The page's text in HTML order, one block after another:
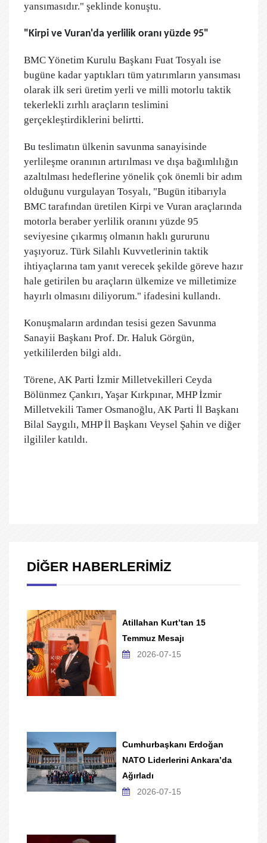
yansımasıdır." şeklinde konuştu.
"Kirpi ve Vuran'da yerlilik oranı yüzde 95"
BMC Yönetim Kurulu Başkanı Fuat Tosyalı ise
bugüne kadar yaptıkları tüm yatırımların yansıması
olarak ilk seri üretim yerli ve milli motorlu taktik
tekerlekli zırhlı araçların teslimini
gerçekleştirdiklerini belirtti.
Bu teslimatın ülkenin savunma sanayisinde
yerlileşme oranının artırılması ve dışa bağımlılığın
azaltılması hedeflerine yönelik çok önemli bir adım
olduğunu vurgulayan Tosyalı, "Bugün itibarıyla
BMC tarafından üretilen Kirpi ve Vuran araçlarında
motorla beraber yerlilik oranını yüzde 95
seviyesine çıkarmış olmanın haklı gururunu
yaşıyoruz. Türk Silahlı Kuvvetlerinin taktik
ihtiyaçlarına tam yanıt verecek şekilde göreve hazır
hale getirilen bu araçların ülkemize ve milletimize
hayırlı olmasını diliyorum." ifadesini kullandı.
Konuşmaların ardından tesisi gezen Savunma
Sanayii Başkanı Prof. Dr. Haluk Görgün,
yetkililerden bilgi aldı.
Törene, AK Parti İzmir Milletvekilleri Ceyda
Bölünmez Çankırı, Yaşar Kırkpınar, MHP İzmir
Milletvekili Tamer Osmanoğlu, AK Parti İl Başkanı
Bilal Saygılı, MHP İl Başkanı Veysel Şahin ve diğer
ilgililer katıldı.
DİĞER HABERLERİMİZ
Atillahan Kurt’tan 15
Temmuz Mesajı
2026-07-15
Cumhurbaşkanı Erdoğan
NATO Liderlerini Ankara’da
Ağırladı
2026-07-15